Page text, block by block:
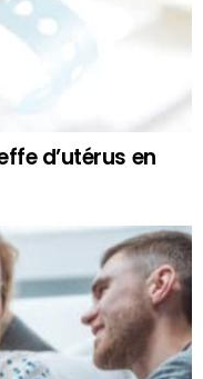
d’utérus en